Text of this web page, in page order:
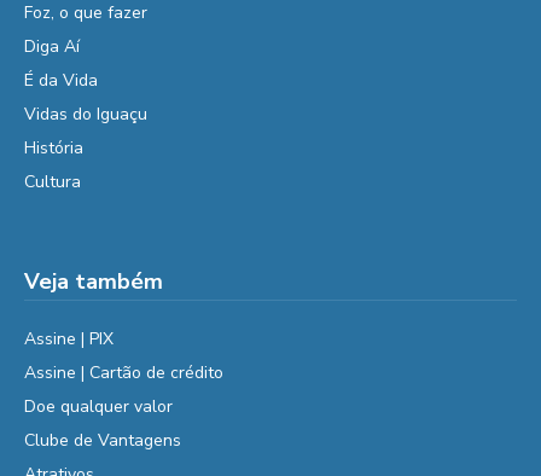
Foz, o que fazer
Diga Aí
É da Vida
Vidas do Iguaçu
História
Cultura
Veja também
Assine | PIX
Assine | Cartão de crédito
Doe qualquer valor
Clube de Vantagens